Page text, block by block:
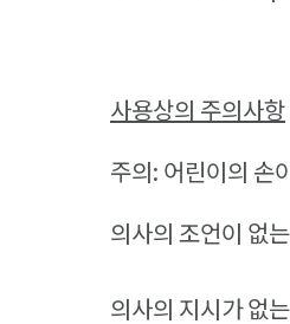
사용상의 주의사항
주의: 어린이의 손
의사의 조언이 없
의사의 지시가 없